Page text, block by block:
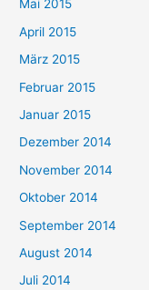
Mai 2015
April 2015
März 2015
Februar 2015
Januar 2015
Dezember 2014
November 2014
Oktober 2014
September 2014
August 2014
Juli 2014